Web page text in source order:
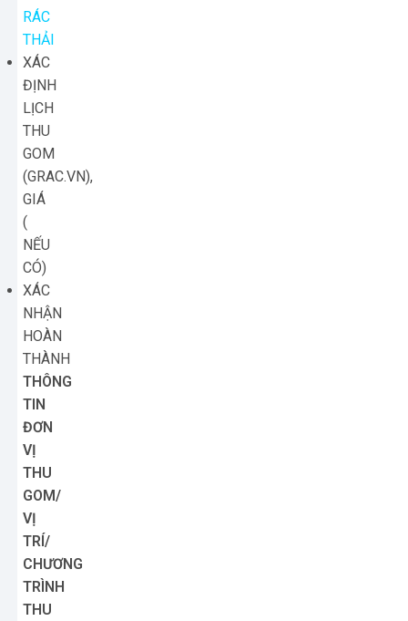
RÁC
THẢI
XÁC
ĐỊNH
LỊCH
THU
GOM
(GRAC.VN),
GIÁ
(
NẾU
CÓ)
XÁC
NHẬN
HOÀN
THÀNH
THÔNG
TIN
ĐƠN
VỊ
THU
GOM/
VỊ
TRÍ/
CHƯƠNG
TRÌNH
THU